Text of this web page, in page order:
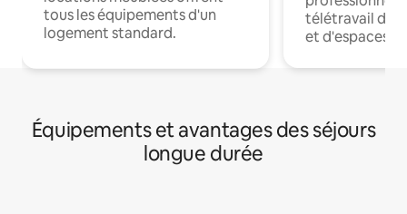
tous les équipements d'un
logement standard.
télétravail
et d'espaces
Équipements et avantages des séjours
longue durée